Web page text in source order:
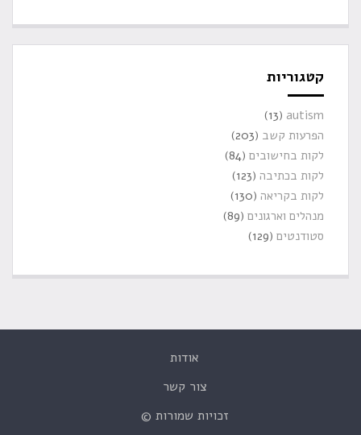
קטגוריות
autism
(13)
הפרעות קשב (203)
לקות בחישובים (84)
לקות בכתיבה (123)
לקות בקריאה (130)
מנהלים וארגונים (89)
סטודנטים (129)
אודות
צור קשר
זכויות שמורות ©